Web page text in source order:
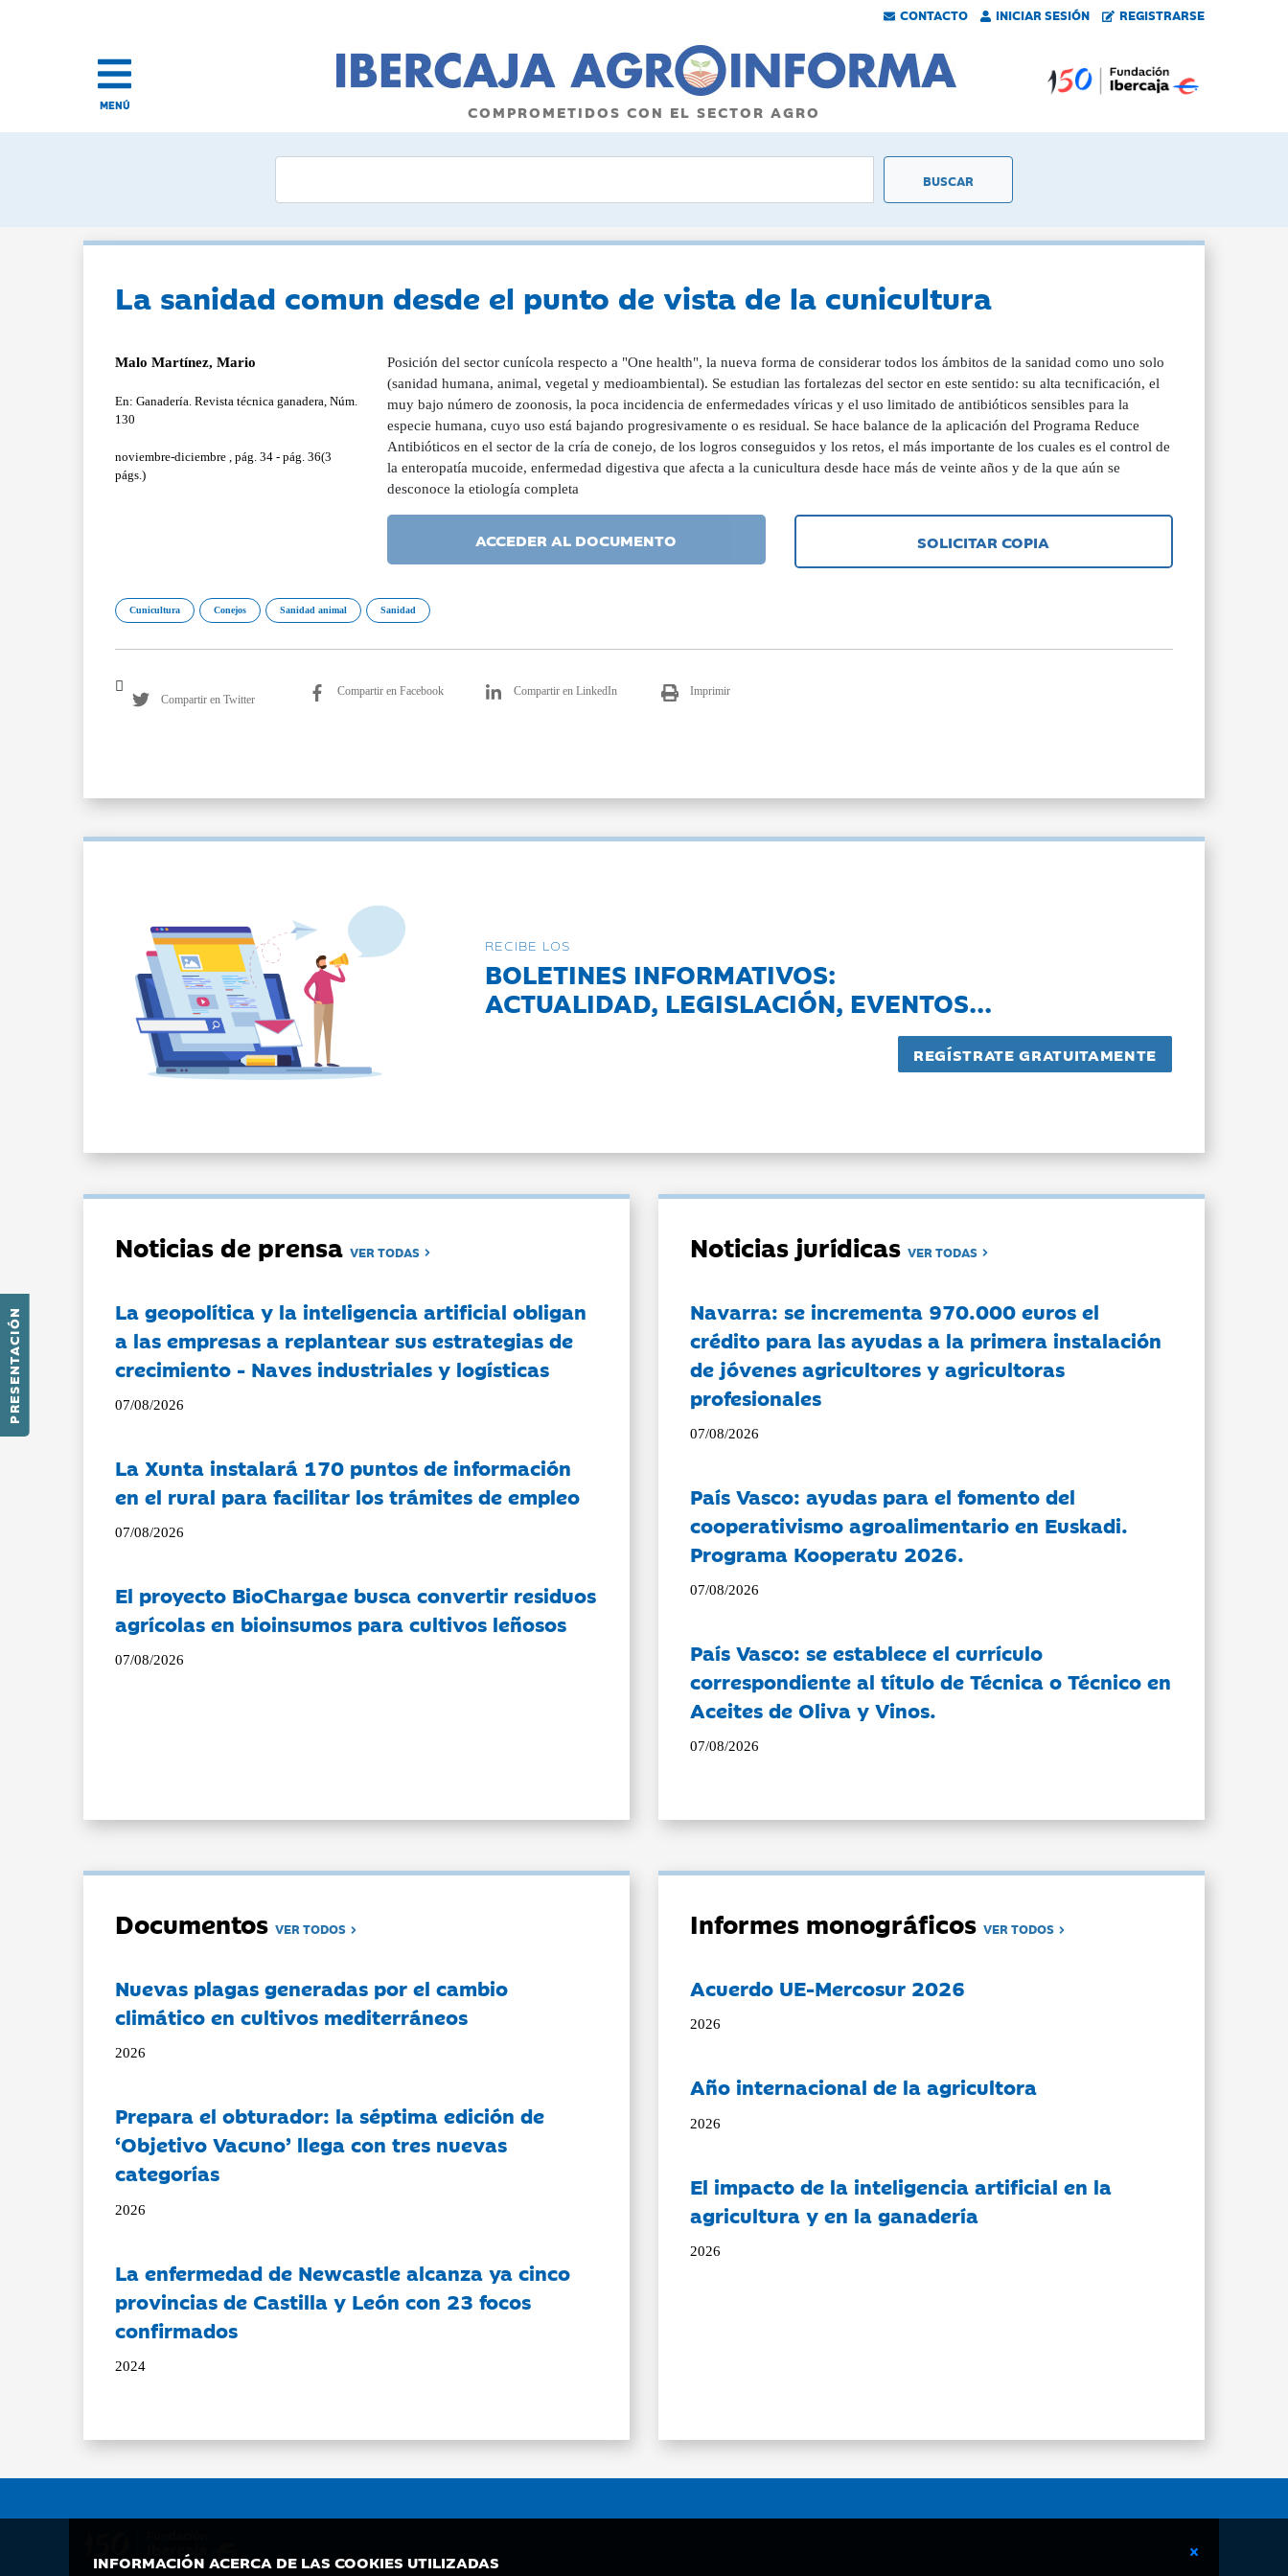
CONTACTO INICIAR SESIÓN REGISTRARSE
PRESENTACIÓN
MENÚ COMPROMETIDOS CON EL SECTOR AGRO
INFORMACIÓN ACERCA DE LAS COOKIES UTILIZADAS
La sanidad comun desde el punto de vista de la cunicultura
Malo Martínez, Mario
En: Ganadería. Revista técnica ganadera, Núm.
130
noviembre-diciembre , pág. 34 - pág. 36(3
págs.)
Posición del sector cunícola respecto a "One health", la nueva forma de considerar todos los ámbitos de la sanidad como uno solo
(sanidad humana, animal, vegetal y medioambiental). Se estudian las fortalezas del sector en este sentido: su alta tecnificación, el
muy bajo número de zoonosis, la poca incidencia de enfermedades víricas y el uso limitado de antibióticos sensibles para la
especie humana, cuyo uso está bajando progresivamente o es residual. Se hace balance de la aplicación del Programa Reduce
Antibióticos en el sector de la cría de conejo, de los logros conseguidos y los retos, el más importante de los cuales es el control de
la enteropatía mucoide, enfermedad digestiva que afecta a la cunicultura desde hace más de veinte años y de la que aún se
desconoce la etiología completa
ACCEDER AL DOCUMENTO SOLICITAR COPIA
Cunicultura Conejos Sanidad animal Sanidad
Compartir en Twitter
Compartir en Facebook Compartir en LinkedIn Imprimir
RECIBE LOS
BOLETINES INFORMATIVOS:
ACTUALIDAD, LEGISLACIÓN, EVENTOS...
Noticias de prensaVER TODAS
La geopolítica y la inteligencia artificial obligan
a las empresas a replantear sus estrategias de
crecimiento - Naves industriales y logísticas
07/08/2026
La Xunta instalará 170 puntos de información
en el rural para facilitar los trámites de empleo
07/08/2026
El proyecto BioChargae busca convertir residuos
agrícolas en bioinsumos para cultivos leñosos
07/08/2026
Noticias jurídicasVER TODAS
Navarra: se incrementa 970.000 euros el
crédito para las ayudas a la primera instalación
de jóvenes agricultores y agricultoras
profesionales
07/08/2026
País Vasco: ayudas para el fomento del
cooperativismo agroalimentario en Euskadi.
Programa Kooperatu 2026.
07/08/2026
País Vasco: se establece el currículo
correspondiente al título de Técnica o Técnico en
Aceites de Oliva y Vinos.
07/08/2026
DocumentosVER TODOS
Nuevas plagas generadas por el cambio
climático en cultivos mediterráneos
2026
Prepara el obturador: la séptima edición de
‘Objetivo Vacuno’ llega con tres nuevas
categorías
2026
La enfermedad de Newcastle alcanza ya cinco
provincias de Castilla y León con 23 focos
confirmados
2024
Informes monográficosVER TODOS
Acuerdo UE-Mercosur 2026
2026
Año internacional de la agricultora
2026
El impacto de la inteligencia artificial en la
agricultura y en la ganadería
2026